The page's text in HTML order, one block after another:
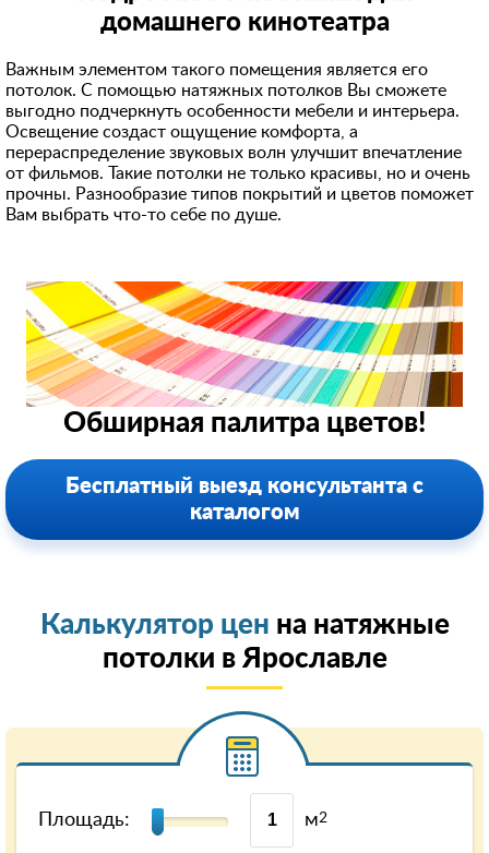
домашнего кинотеатра
Важным элементом такого помещения является его
потолок. С помощью натяжных потолков Вы сможете
выгодно подчеркнуть особенности мебели и интерьера.
Освещение создаст ощущение комфорта, а
перераспределение звуковых волн улучшит впечатление
от фильмов. Такие потолки не только красивы, но и очень
прочны. Разнообразие типов покрытий и цветов поможет
Вам выбрать что-то себе по душе.
Обширная палитра цветов!
Бесплатный выезд консультанта с
каталогом
Калькулятор цен на натяжные
потолки в Ярославле
Площадь: м2